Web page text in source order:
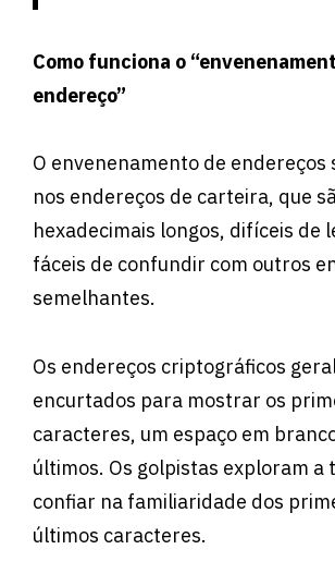
Como funciona o
endereço”
O envenenamento de endereços
nos endereços de carteira, que
hexadecimais longos, difíceis de
fáceis de confundir com outros
semelhantes.
Os endereços criptográficos
encurtados para mostrar os
caracteres, um espaço em
últimos. Os golpistas exploram a
confiar na familiaridade dos
últimos caracteres.